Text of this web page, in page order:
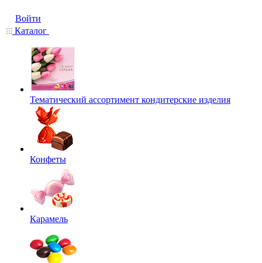
Войти
Каталог
Тематический ассортимент кондитерские изделия
Конфеты
Карамель